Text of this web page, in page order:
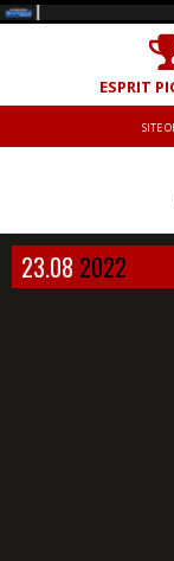
ESPRIT
SITE
23.08 2022